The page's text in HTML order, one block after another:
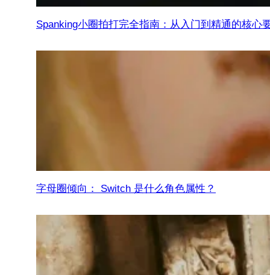
Spanking小圈拍打完全指南：从入门到精通的核心
字母圈倾向： Switch 是什么角色属性？